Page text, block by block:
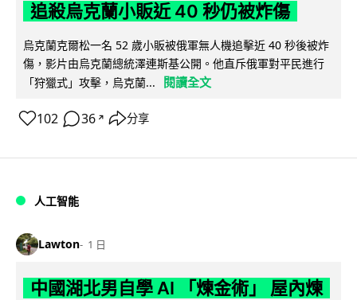
追殺烏克蘭小販近 40 秒仍被炸傷
烏克蘭克爾松一名 52 歲小販被俄軍無人機追擊近 40 秒後被炸
傷，影片由烏克蘭總統澤連斯基公開。他直斥俄軍對平民進行
「狩獵式」攻擊，烏克蘭...
閱讀全文
102 36 ↗ 分享
人工智能
Lawton 1 日
中國湖北男自學 AI 「煉金術」 屋內煉